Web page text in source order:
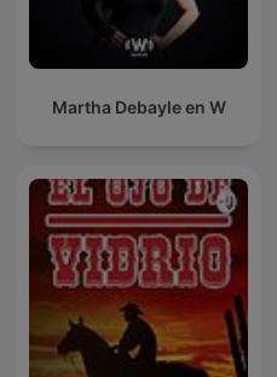
Martha Debayle en W